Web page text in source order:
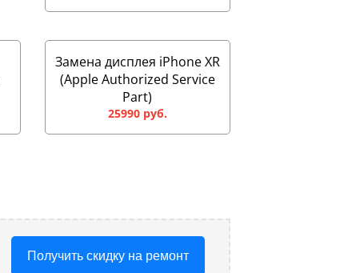
Замена дисплея iPhone XR
(Apple Authorized Service
Part)
25990 руб.
Получить скидку на ремонт